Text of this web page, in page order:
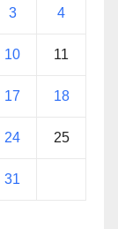
3 4
10 11
17 18
24 25
31